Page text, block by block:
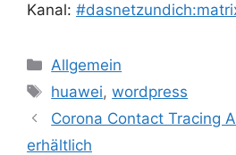
Kanal:
Kategorien
Allgemein
Schlagwörter
huawei,wordpress
Corona Contact Tracing
erhältlich